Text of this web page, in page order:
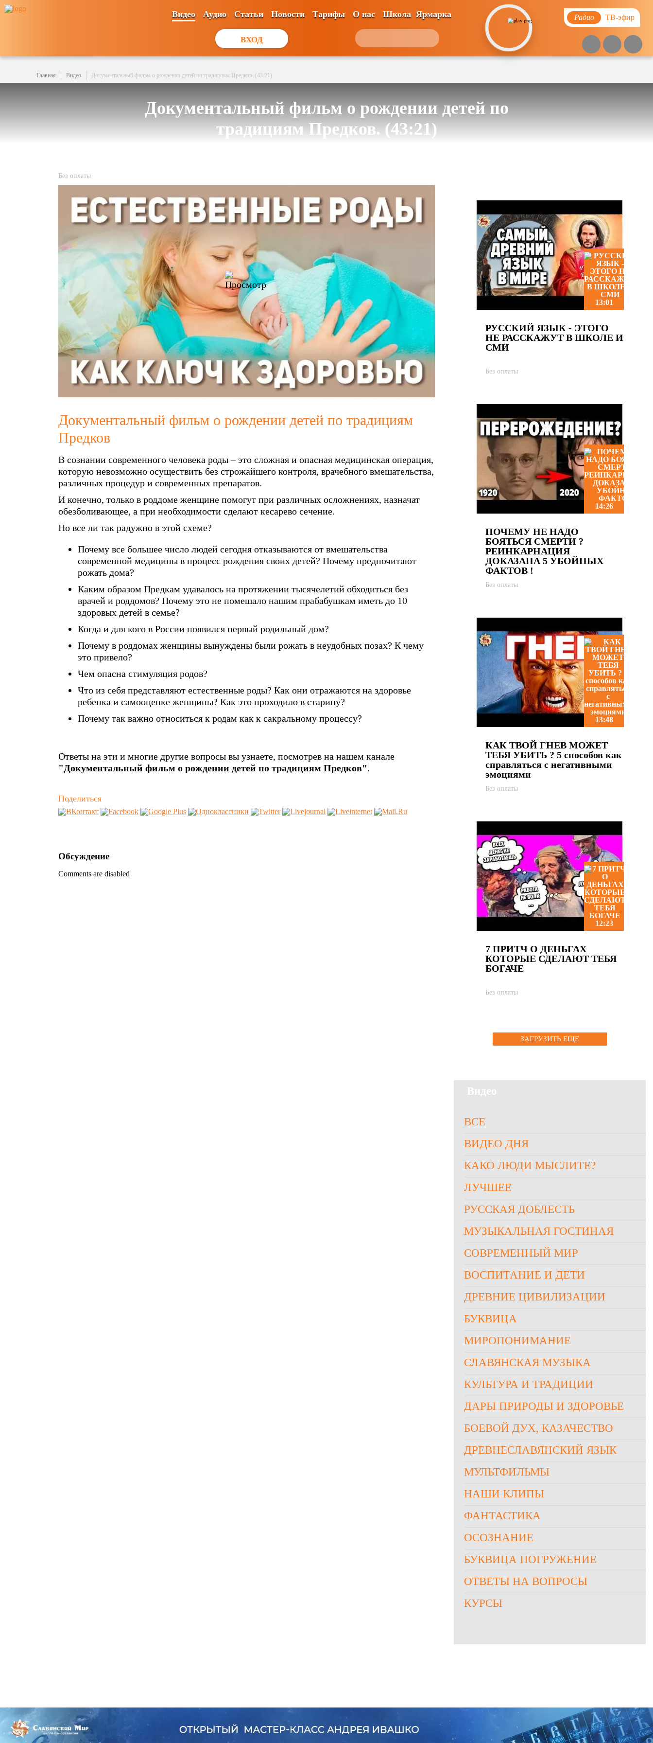
ВХОД
Видео Аудио Статьи Новости Тарифы О нас Школа Ярмарка Радио ТВ-эфир
Главная Видео Документальный фильм о рождении детей по традициям Предков. (43:21)
Документальный фильм о рождении детей по
традициям Предков. (43:21)
Без оплаты
Документальный фильм о рождении детей по традициям
Предков
В сознании современного человека роды – это сложная и опасная медицинская операция,
которую невозможно осуществить без строжайшего контроля, врачебного вмешательства,
различных процедур и современных препаратов.
И конечно, только в роддоме женщине помогут при различных осложнениях, назначат
обезболивающее, а при необходимости сделают кесарево сечение.
Но все ли так радужно в этой схеме?
Почему все большее число людей сегодня отказываются от вмешательства
современной медицины в процесс рождения своих детей? Почему предпочитают
рожать дома?
Каким образом Предкам удавалось на протяжении тысячелетий обходиться без
врачей и роддомов? Почему это не помешало нашим прабабушкам иметь до 10
здоровых детей в семье?
Когда и для кого в России появился первый родильный дом?
Почему в роддомах женщины вынуждены были рожать в неудобных позах? К чему
это привело?
Чем опасна стимуляция родов?
Что из себя представляют естественные роды? Как они отражаются на здоровье
ребенка и самооценке женщины? Как это проходило в старину?
Почему так важно относиться к родам как к сакральному процессу?
Ответы на эти и многие другие вопросы вы узнаете, посмотрев на нашем канале
"Документальный фильм о рождении детей по традициям Предков".
Поделиться
Обсуждение
Comments are disabled
13:01
РУССКИЙ ЯЗЫК - ЭТОГО
НЕ РАССКАЖУТ В ШКОЛЕ И
СМИ
Без оплаты
14:26
ПОЧЕМУ НЕ НАДО
БОЯТЬСЯ СМЕРТИ ?
РЕИНКАРНАЦИЯ
ДОКАЗАНА 5 УБОЙНЫХ
ФАКТОВ !
Без оплаты
13:48
КАК ТВОЙ ГНЕВ МОЖЕТ
ТЕБЯ УБИТЬ ? 5 способов как
справляться с негативными
эмоциями
Без оплаты
12:23
7 ПРИТЧ О ДЕНЬГАХ
КОТОРЫЕ СДЕЛАЮТ ТЕБЯ
БОГАЧЕ
Без оплаты
ЗАГРУЗИТЬ ЕЩЕ
Видео
ВСЕ
ВИДЕО ДНЯ
КАКО ЛЮДИ МЫСЛИТЕ?
ЛУЧШЕЕ
РУССКАЯ ДОБЛЕСТЬ
МУЗЫКАЛЬНАЯ ГОСТИНАЯ
СОВРЕМЕННЫЙ МИР
ВОСПИТАНИЕ И ДЕТИ
ДРЕВНИЕ ЦИВИЛИЗАЦИИ
БУКВИЦА
МИРОПОНИМАНИЕ
СЛАВЯНСКАЯ МУЗЫКА
КУЛЬТУРА И ТРАДИЦИИ
ДАРЫ ПРИРОДЫ И ЗДОРОВЬЕ
БОЕВОЙ ДУХ, КАЗАЧЕСТВО
ДРЕВНЕСЛАВЯНСКИЙ ЯЗЫК
МУЛЬТФИЛЬМЫ
НАШИ КЛИПЫ
ФАНТАСТИКА
ОСОЗНАНИЕ
БУКВИЦА ПОГРУЖЕНИЕ
ОТВЕТЫ НА ВОПРОСЫ
КУРСЫ